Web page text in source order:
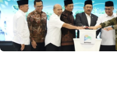
Basarnas akhiri operasi SAR
Sentosa 2
Indonesia•06 Aug 2026